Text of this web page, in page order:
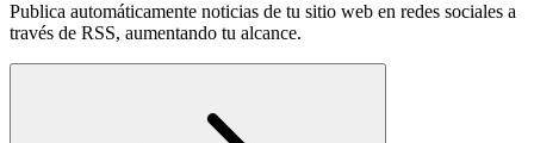
Publica automáticamente noticias de tu sitio web en redes sociales a
través de RSS, aumentando tu alcance.